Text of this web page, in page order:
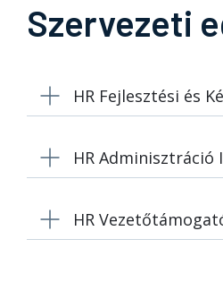
Szervezeti
HR Fejlesztési és
HR Adminisztráció
HR